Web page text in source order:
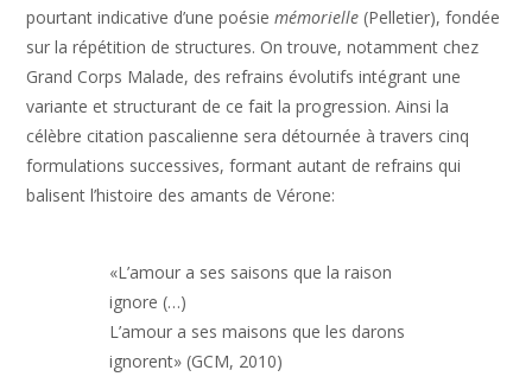
pourtant indicative d’une poésiemémorielle (Pelletier), fondée
sur la répétition de structures. On trouve, notamment chez
Grand Corps Malade, des refrains évolutifs intégrant une
variante et structurant de ce fait la progression. Ainsi la
célèbre citation pascalienne sera détournée à travers cinq
formulations successives, formant autant de refrains qui
balisent l’histoire des amants de Vérone:
«L’amour a ses saisons que la raison
ignore (…)
L’amour a ses maisons que les darons